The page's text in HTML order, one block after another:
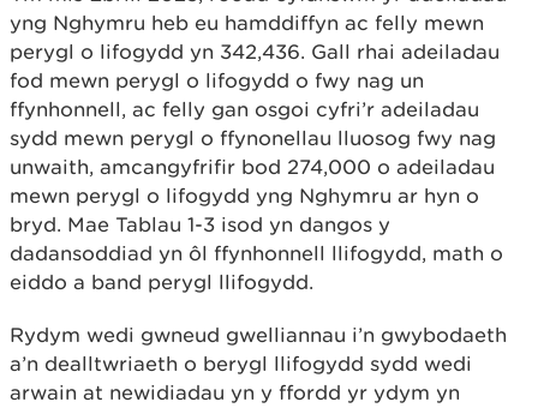
yng Nghymru heb eu hamddiffyn ac felly mewn
perygl o lifogydd yn 342,436. Gall rhai adeiladau
fod mewn perygl o lifogydd o fwy nag un
ffynhonnell, ac felly gan osgoi cyfri’r adeiladau
sydd mewn perygl o ffynonellau lluosog fwy nag
unwaith, amcangyfrifir bod 274,000 o adeiladau
mewn perygl o lifogydd yng Nghymru ar hyn o
bryd. Mae Tablau 1-3 isod yn dangos y
dadansoddiad yn ôl ffynhonnell llifogydd, math o
eiddo a band perygl llifogydd.
Rydym wedi gwneud gwelliannau i’n gwybodaeth
a’n dealltwriaeth o berygl llifogydd sydd wedi
arwain at newidiadau yn y ffordd yr ydym yn